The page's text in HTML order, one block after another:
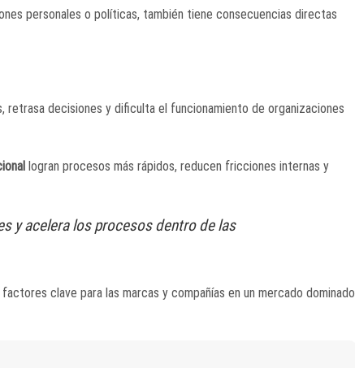
personales o políticas, también tiene consecuencias directas
retrasa decisiones y dificulta el funcionamiento de organizaciones
logran procesos más rápidos, reducen fricciones internas y
y acelera los procesos dentro de las
clave para las marcas y compañías en un mercado dominado